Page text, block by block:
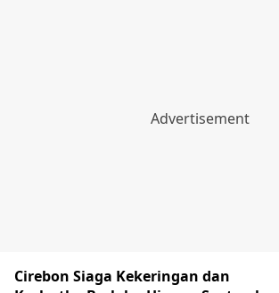
Cirebon Siaga Kekeringan dan